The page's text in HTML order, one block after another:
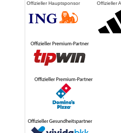
Offizieller Hauptsponsor Offizieller